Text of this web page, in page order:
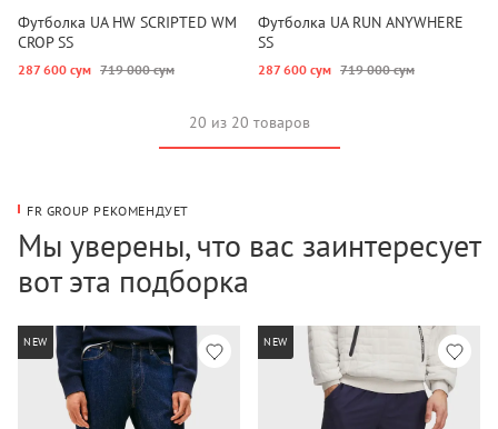
Футболка UA HW SCRIPTED WM
CROP SS
287 600 сум 719 000 сум
Футболка UA RUN ANYWHERE
SS
287 600 сум 719 000 сум
20 из 20 товаров
FR GROUP РЕКОМЕНДУЕТ
Мы уверены, что вас заинтересует
вот эта подборка
NEW NEW